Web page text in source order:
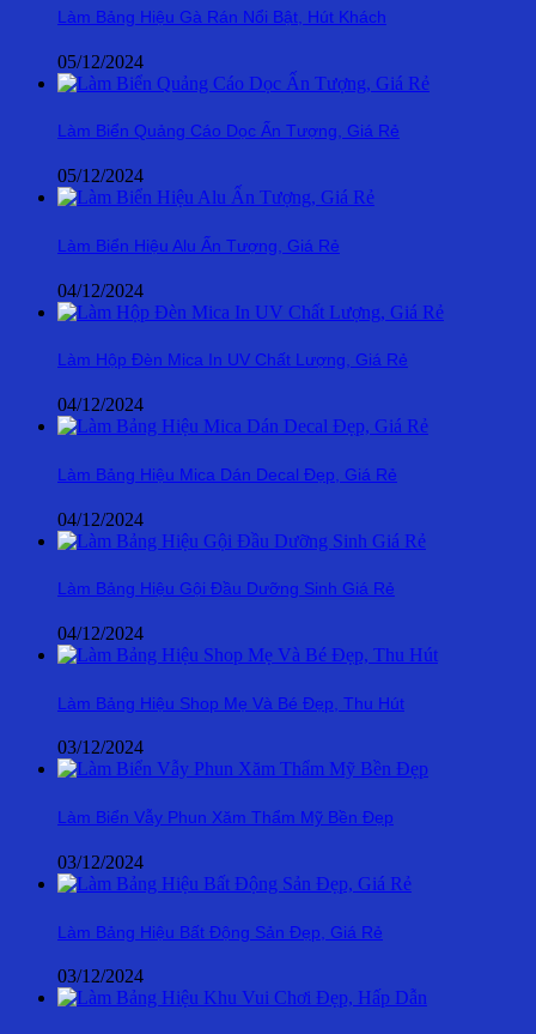
Làm Bảng Hiệu Gà Rán Nổi Bật, Hút Khách
05/12/2024
Làm Biển Quảng Cáo Dọc Ấn Tượng, Giá Rẻ
05/12/2024
Làm Biển Hiệu Alu Ấn Tượng, Giá Rẻ
04/12/2024
Làm Hộp Đèn Mica In UV Chất Lượng, Giá Rẻ
04/12/2024
Làm Bảng Hiệu Mica Dán Decal Đẹp, Giá Rẻ
04/12/2024
Làm Bảng Hiệu Gội Đầu Dưỡng Sinh Giá Rẻ
04/12/2024
Làm Bảng Hiệu Shop Mẹ Và Bé Đẹp, Thu Hút
03/12/2024
Làm Biển Vẫy Phun Xăm Thẩm Mỹ Bền Đẹp
03/12/2024
Làm Bảng Hiệu Bất Động Sản Đẹp, Giá Rẻ
03/12/2024